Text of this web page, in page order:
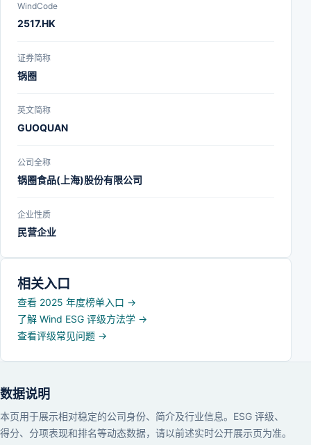
WindCode
2517.HK
证券简称
锅圈
英文简称
GUOQUAN
公司全称
锅圈食品(上海)股份有限公司
企业性质
民营企业
相关入口
查看 2025 年度榜单入口 →
了解 Wind ESG 评级方法学 →
查看评级常见问题 →
数据说明
本页用于展示相对稳定的公司身份、简介及行业信息。ESG 评级、
得分、分项表现和排名等动态数据，请以前述实时公开展示页为准。